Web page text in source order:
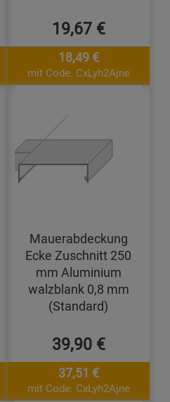
19,67 €
18,49 €
mit Code: CxLyh2Ajne
Mauerabdeckung
Ecke Zuschnitt 250
mm Aluminium
walzblank 0,8 mm
(Standard)
39,90 €
37,51 €
mit Code: CxLyh2Ajne